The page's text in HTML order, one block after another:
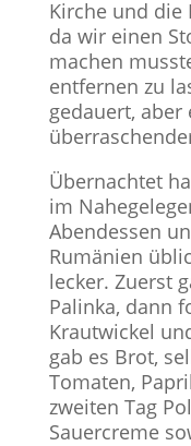
Kirche und die
da wir einen
machen
entfernen zu
gedauert, aber
Übernachtet
im
Abendessen
Rumänien
lecker. Zuerst
Palinka, dann
Krautwickel
gab es Brot,
Tomaten,
zweiten Tag
Sauercreme